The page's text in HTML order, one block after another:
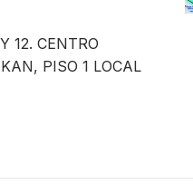
12. CENTRO
PISO 1 LOCAL